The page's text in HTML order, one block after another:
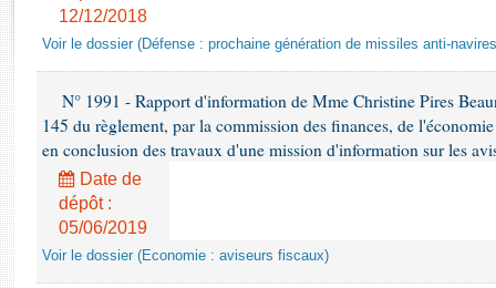
Rapports d'enquête
Dossiers législatifs
Budget et sécurité sociale
Questions écrites et orales
Comptes rendus des débats
12/12/2018
Voir le dossier (Défense : prochaine génération de missiles anti-
N° 1991 - Rapport d'information de Mme Christine Pires
145 du règlement, par la commission des finances, de
en conclusion des travaux d'une mission d'information sur les
Date de
dépôt :
05/06/2019
Voir le dossier (Economie : aviseurs fiscaux)